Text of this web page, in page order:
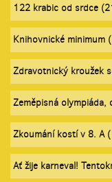
122 krabic od srdce
Knihovnické minimum
Zdravotnický kroužek
Zeměpisná
Zkoumání kostí v 8. A
Ať žije karneval!